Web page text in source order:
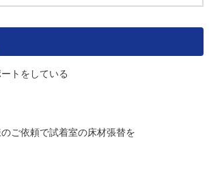
トをしている
ご依頼で試着室の床材張替を